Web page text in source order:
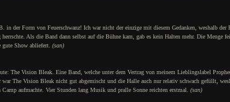
in der Form von Feuerschwanz! Ich war nicht der einzige mit diesem Gedanken, weshalb der
Als die Band dann selbst auf die Bühne kam, gab es kein Halten mehr. Die Menge
Show abliefert. (san)
The Vision Bleak. Eine Band, welche unter dem Vertrag von meinem Lieblingslabel
war The Vision Bleak nicht gut abgemischt und die Halle auch nur relativ schwach gefüllt,
aufmachte. Vier Stunden lang Musik und pralle Sonne reichten erstmal. (san)